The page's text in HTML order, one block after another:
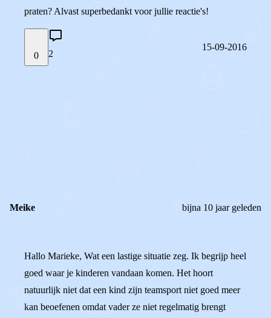
praten? Alvast superbedankt voor jullie reactie's!
0 2
15-09-2016
Meike bijna 10 jaar geleden
Hallo Marieke, Wat een lastige situatie zeg. Ik begrijp heel
goed waar je kinderen vandaan komen. Het hoort
natuurlijk niet dat een kind zijn teamsport niet goed meer
kan beoefenen omdat vader ze niet regelmatig brengt